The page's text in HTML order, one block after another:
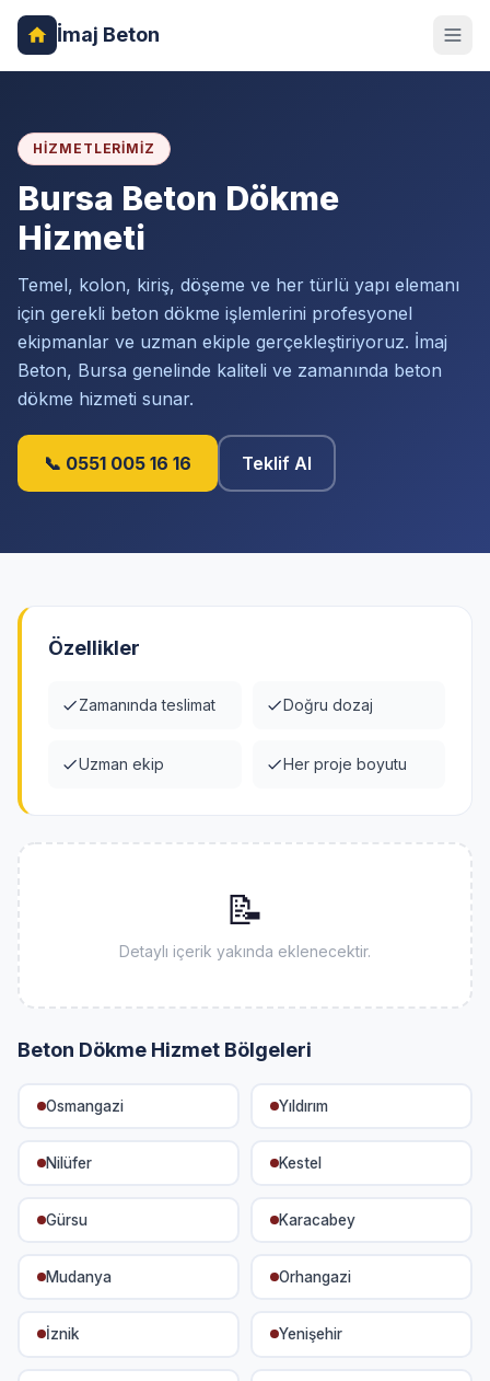
İmaj Beton
HIZMETLERIMIZ
Bursa Beton Dökme
Hizmeti
Temel, kolon, kiriş, döşeme ve her türlü yapı elemanı
için gerekli beton dökme işlemlerini profesyonel
ekipmanlar ve uzman ekiple gerçekleştiriyoruz. İmaj
Beton, Bursa genelinde kaliteli ve zamanında beton
dökme hizmeti sunar.
📞 0551 005 16 16 Teklif Al
Özellikler
Zamanında teslimat Doğru dozaj
Uzman ekip Her proje boyutu
📝
Detaylı içerik yakında eklenecektir.
Beton Dökme Hizmet Bölgeleri
Osmangazi Yıldırım
Nilüfer Kestel
Gürsu Karacabey
Mudanya Orhangazi
İznik Yenişehir